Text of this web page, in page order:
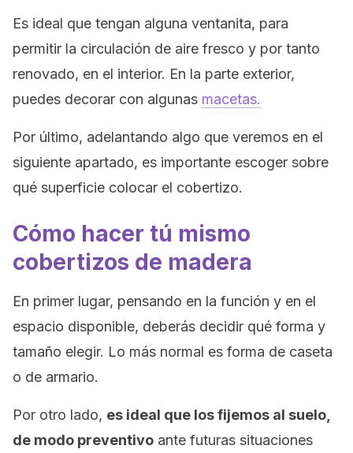
Es ideal que tengan alguna ventanita, para
permitir la circulación de aire fresco y por tanto
renovado, en el interior. En la parte exterior,
puedes decorar con algunas macetas.
Por último, adelantando algo que veremos en el
siguiente apartado, es importante escoger sobre
qué superficie colocar el cobertizo.
Cómo hacer tú mismo
cobertizos de madera
En primer lugar, pensando en la función y en el
espacio disponible, deberás decidir qué forma y
tamaño elegir. Lo más normal es forma de caseta
o de armario.
Por otro lado, es ideal que los fijemos al suelo,
de modo preventivo ante futuras situaciones